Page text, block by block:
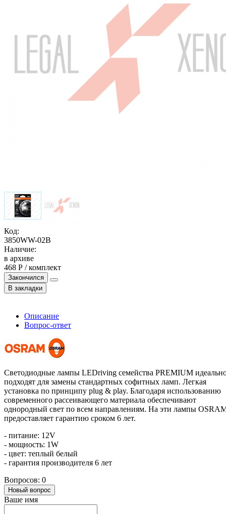
Код:
3850WW-02B
Наличие:
в архиве
468 Р / комплект
Закончился
В закладки
Описание
Вопрос-ответ
Светодиодные лампы LEDriving семейства PREMIUM
подходят для замены стандартных софитных ламп. Легкая
установка по принципу plug & play. Благодаря использованию
современного рассеивающего материала обеспечивают
однородный свет по всем направлениям. На эти лампы
предоставляет гарантию сроком 6 лет.
- питание: 12V
- мощность: 1W
- цвет: теплый белый
- гарантия производителя 6 лет
Вопросов: 0
Новый вопрос
Ваше имя